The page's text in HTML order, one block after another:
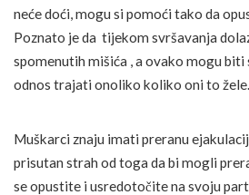
neće doći, mogu si pomoći tako da
Poznato je da tijekom svršavanja
spomenutih mišića , a ovako mogu biti
odnos trajati onoliko koliko oni to žele.
Muškarci znaju imati preranu
prisutan strah od toga da bi mogli
se opustite i usredotočite na svoju